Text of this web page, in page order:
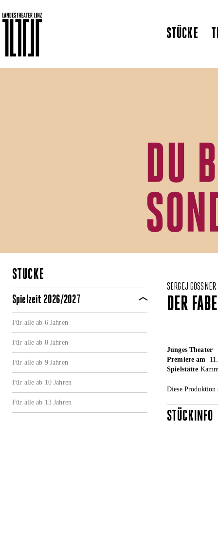
STÜCKE
STÜCKE
Spielzeit 2026/2027
Für alle ab 6 Jahren
Für alle ab 8 Jahren
Für alle ab 9 Jahren
Für alle ab 10 Jahren
Für alle ab 13 Jahren
SERGEJ GÖSSNER
DER
Junges Theater
Premiere am
Spielstätte
Diese
STÜCKINFO